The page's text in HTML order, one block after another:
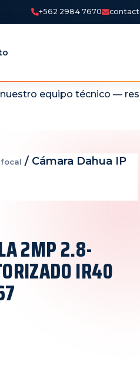
+562 2984 7670
equipo técnico —
/ Cámara Dahua IP
2MP 2.8-
IR40